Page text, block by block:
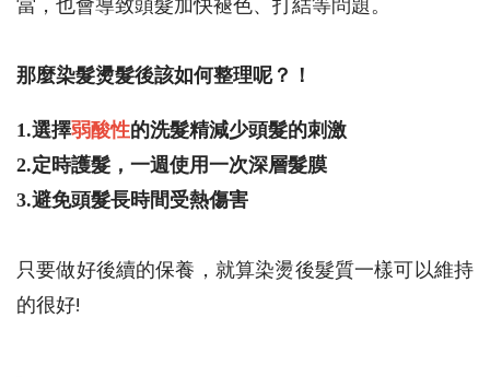
當，也會導致頭髮加快褪色、打結等問題。
那麼染髮燙髮後該如何整理呢？！
1.選擇弱酸性的洗髮精減少頭髮的刺激
2.定時護髮，一週使用一次深層髮膜
3.避免頭髮長時間受熱傷害
只要做好後續的保養，就算染燙後髮質一樣可以維持
的很好!